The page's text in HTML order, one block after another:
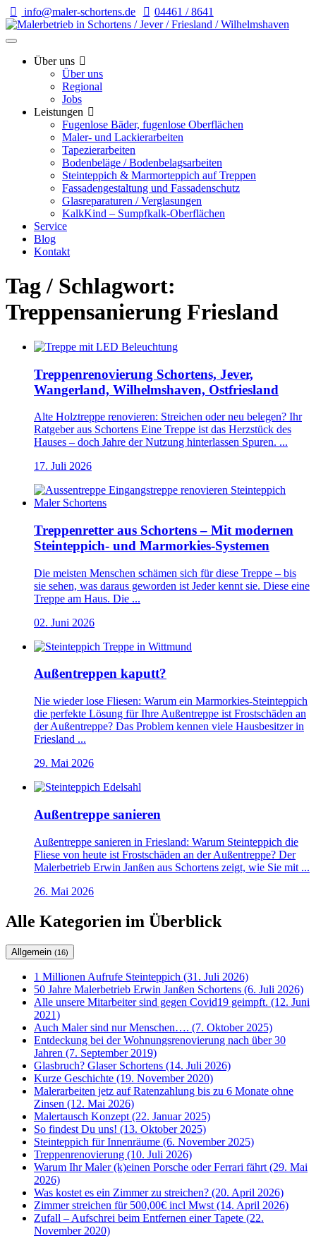
info@maler-schortens.de 04461 / 8641
Über uns
Über uns
Regional
Jobs
Leistungen
Fugenlose Bäder, fugenlose Oberflächen
Maler- und Lackierarbeiten
Tapezierarbeiten
Bodenbeläge / Bodenbelagsarbeiten
Steinteppich & Marmorteppich auf Treppen
Fassadengestaltung und Fassadenschutz
Glasreparaturen / Verglasungen
KalkKind – Sumpfkalk-Oberflächen
Service
Blog
Kontakt
Tag / Schlagwort:
Treppensanierung Friesland
Treppenrenovierung Schortens, Jever,
Wangerland, Wilhelmshaven, Ostfriesland
Alte Holztreppe renovieren: Streichen oder neu belegen? Ihr
Ratgeber aus Schortens Eine Treppe ist das Herzstück des
Hauses – doch Jahre der Nutzung hinterlassen Spuren. ...
17. Juli 2026
Treppenretter aus Schortens – Mit modernen
Steinteppich- und Marmorkies-Systemen
Die meisten Menschen schämen sich für diese Treppe – bis
sie sehen, was daraus geworden ist Jeder kennt sie. Diese eine
Treppe am Haus. Die ...
02. Juni 2026
Außentreppen kaputt?
Nie wieder lose Fliesen: Warum ein Marmorkies-Steinteppich
die perfekte Lösung für Ihre Außentreppe ist Frostschäden an
der Außentreppe? Das Problem kennen viele Hausbesitzer in
Friesland ...
29. Mai 2026
Außentreppe sanieren
Außentreppe sanieren in Friesland: Warum Steinteppich die
Fliese von heute ist Frostschäden an der Außentreppe? Der
Malerbetrieb Erwin Janßen aus Schortens zeigt, wie Sie mit ...
26. Mai 2026
Alle Kategorien im Überblick
Allgemein (16)
1 Millionen Aufrufe Steinteppich (31. Juli 2026)
50 Jahre Malerbetrieb Erwin Janßen Schortens (6. Juli 2026)
Alle unsere Mitarbeiter sind gegen Covid19 geimpft. (12. Juni
2021)
Auch Maler sind nur Menschen…. (7. Oktober 2025)
Entdeckung bei der Wohnungsrenovierung nach über 30
Jahren (7. September 2019)
Glasbruch? Glaser Schortens (14. Juli 2026)
Kurze Geschichte (19. November 2020)
Malerarbeiten jetz auf Ratenzahlung bis zu 6 Monate ohne
Zinsen (12. Mai 2026)
Malertausch Konzept (22. Januar 2025)
So findest Du uns! (13. Oktober 2025)
Steinteppich für Innenräume (6. November 2025)
Treppenrenovierung (10. Juli 2026)
Warum Ihr Maler (k)einen Porsche oder Ferrari fährt (29. Mai
2026)
Was kostet es ein Zimmer zu streichen? (20. April 2026)
Zimmer streichen für 500,00€ incl Mwst (14. April 2026)
Zufall – Aufschrei beim Entfernen einer Tapete (22.
November 2020)